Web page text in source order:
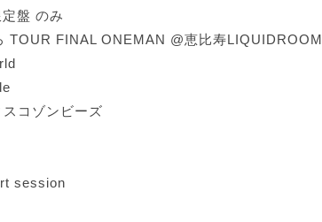
盤 のみ
TOUR FINAL ONEMAN @恵比寿LIQUIDROOM
コゾンビーズ
session